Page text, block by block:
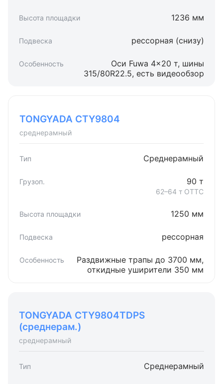
1236 мм
рессорная (снизу)
Оси Fuwa 4×20 т, шины
315/80R22.5, есть видеообзор
TONGYADA CTY9804
среднерамный
Среднерамный
90 т
62–64 т ОТТС
1250 мм
рессорная
Раздвижные трапы до 3700 мм,
откидные уширители 350 мм
TONGYADA CTY9804TDPS
(среднерам.)
среднерамный
Среднерамный